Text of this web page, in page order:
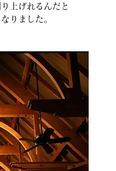
上げれるんだと
りました。